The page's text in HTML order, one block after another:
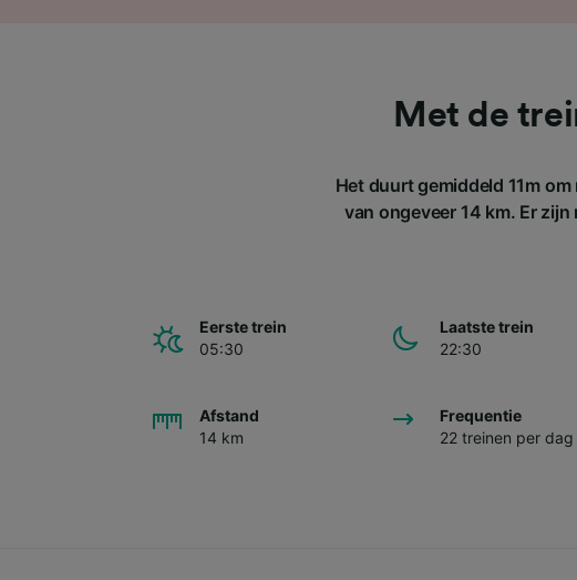
Met de
Het duurt gemiddeld 11m
van ongeveer 14 km. Er
Eerste trein
05:30
Laatste trein
22:30
Afstand
14 km
Frequentie
22 treinen per dag